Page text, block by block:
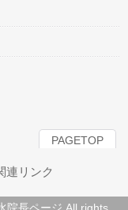
PAGETOP
連リンク